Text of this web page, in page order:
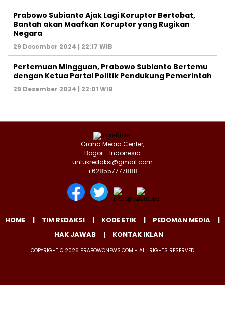
Prabowo Subianto Ajak Lagi Koruptor Bertobat,
Bantah akan Maafkan Koruptor yang Rugikan
Negara
29 Desember 2024 | 22:17 WIB
Pertemuan Mingguan, Prabowo Subianto Bertemu
dengan Ketua Partai Politik Pendukung Pemerintah
29 Desember 2024 | 22:01 WIB
Graha Media Center,
Bogor - Indonesia
untukredaksi@gmail.com
+628557777888
HOME TIM REDAKSI KODE ETIK
PEDOMAN MEDIA
HAK JAWAB
KONTAK IKLAN
COPYRIGHT © 2026 PRABOWONEWS.COM - ALL RIGHTS RESERVED